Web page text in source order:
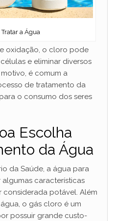
Tratar a Água
oxidação, o cloro pode
e eliminar diversos
é comum a
de tratamento da
o consumo dos seres
Escolha
da Água
da Saúde, a água para
características
considerada potável. Além
o gás cloro é um
possuir grande custo-